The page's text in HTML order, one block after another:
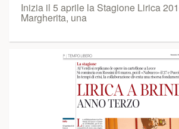
Inizia il 5 aprile la Stagione Lirica
Margherita, una